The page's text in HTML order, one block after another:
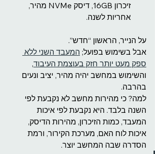
זיכרון 16GB, דיסק NVMe מהיר,
אחריות לשנה.
על הנייר, הראשון “חדש”.
אבל בשימוש בפועל; המעבד השני ללא
ספק מעט יותר חזק בעוצמת העיבוד,
והשימוש במחשב יהיה מהיר, יציב ונעים
בהרבה.
למה? כי מהירות מחשב לא נקבעת לפי
השנה בלבד. היא נקבעת לפי איכות
המעבד, כמות הזיכרון, מהירות הדיסק,
איכות לוח האם, מערכת הקירור, ורמת
הסדרה שבה המחשב יוצר.